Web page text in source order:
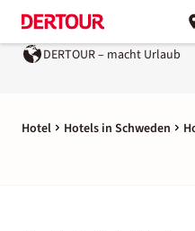
DERTOUR – macht Urlaub
Hotel Hotels in Schweden